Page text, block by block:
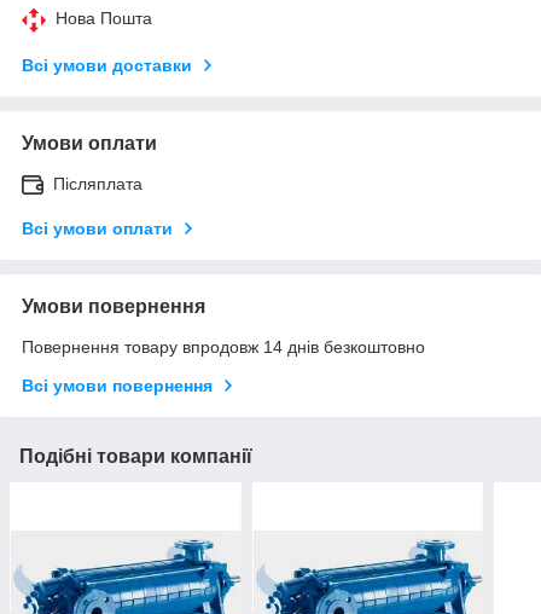
Нова Пошта
Всі умови доставки
Умови оплати
Післяплата
Всі умови оплати
Умови повернення
Повернення товару впродовж 14 днів безкоштовно
Всі умови повернення
Подібні товари компанії